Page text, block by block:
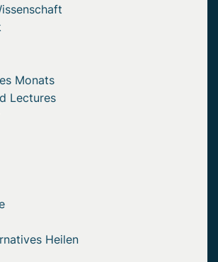
Monats
Lectures
Heilen